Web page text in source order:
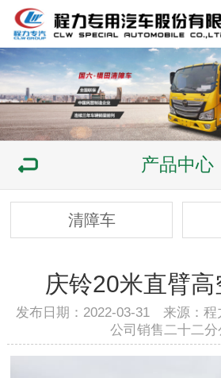
产品中心
清障车
庆铃20米直臂
发布日期：2022-03-31 来源：程
公司销售二十二分